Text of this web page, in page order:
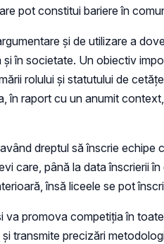
pot constitui bariere în
şi de utilizare a
în societate. Un obiectiv
rolului şi statutului de
raport cu un anumit
dreptul să înscrie
care, până la data înscrierii
însă liceele se pot
promova competiţia în
transmite precizări